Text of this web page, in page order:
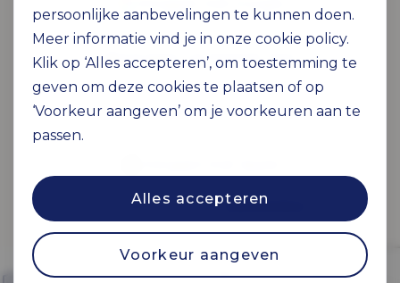
persoonlijke aanbevelingen te kunnen doen.
Meer informatie vind je in onze cookie policy.
Klik op ‘Alles accepteren’, om toestemming te
geven om deze cookies te plaatsen of op
‘Voorkeur aangeven’ om je voorkeuren aan te
passen.
Alles accepteren
Voorkeur aangeven
Inloggen via bedrijfs-SSO
Inloggen met Microsoft
Nog geen account? Aanmelden
Uw gegevens zijn altijd veilig. Bekijk ons privacybeleid